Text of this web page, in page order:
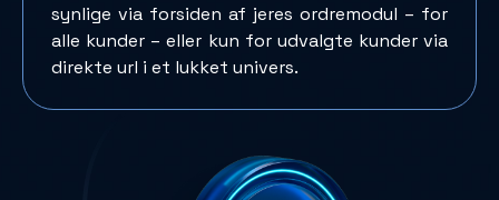
synlige via forsiden af jeres ordremodul – for
alle kunder – eller kun for udvalgte kunder via
direkte url i et lukket univers.